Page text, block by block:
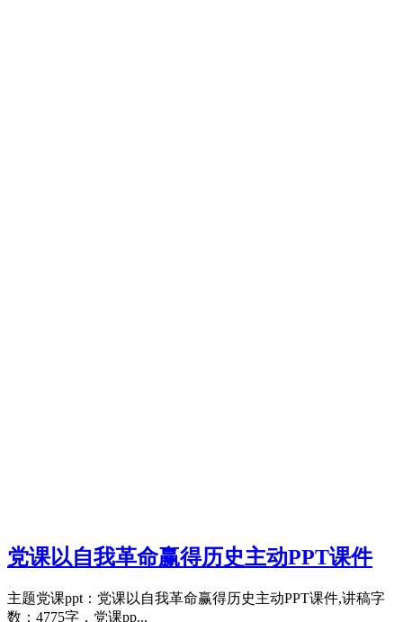
党课以自我革命赢得历史主动PPT课件
主题党课ppt：党课以自我革命赢得历史主动PPT课件,讲稿字
数：4775字，党课pp...